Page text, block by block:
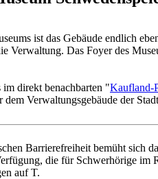
ist das Gebäude endlich
Verwaltung. Das Foyer des
direkt benachbarten "Kaufland-
Verwaltungsgebäude der
Barrierefreiheit bemüht sich
die für Schwerhörige im
auf T.